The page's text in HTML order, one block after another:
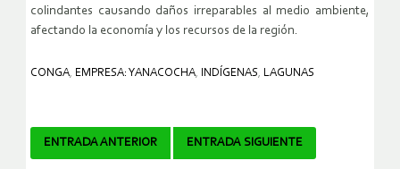
colindantes causando daños irreparables al medio ambiente,
afectando la economía y los recursos de la región.
CONGA, EMPRESA: YANACOCHA, INDÍGENAS, LAGUNAS
Navegador
ENTRADA ANTERIOR ENTRADA SIGUIENTE